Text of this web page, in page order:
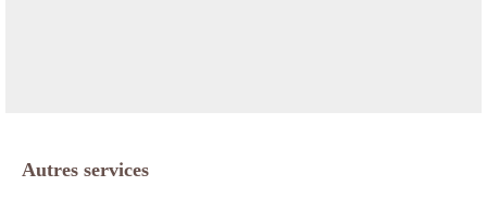
Autres services